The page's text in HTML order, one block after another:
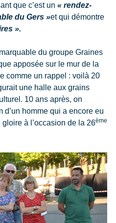
que c’est un « rendez-
du Gers »et qui démontre
».
du groupe Graines
apposée sur le mur de la
comme un rappel : voilà 20
une halle aux grains
10 ans après, on
homme qui a encore eu
à l’occasion de la 26ème